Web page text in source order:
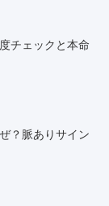
チェックと本命
？脈ありサイン